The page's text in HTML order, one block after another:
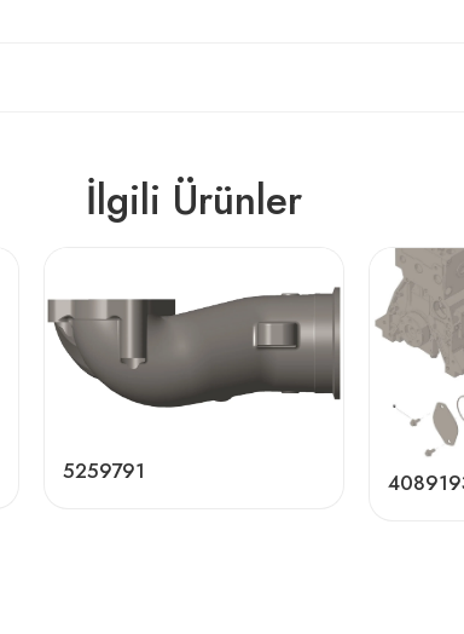
İlgili Ürünler
5259791